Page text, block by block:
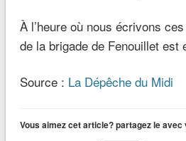
À l’heure où nous écrivons
de la brigade de Fenouillet est
Source : La Dépêche du Midi
Vous aimez cet article? partagez le avec